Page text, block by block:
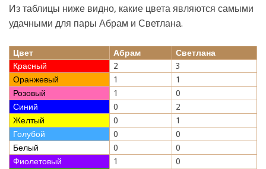
Из таблицы ниже видно, какие цвета являются самыми
удачными для пары Абрам и Светлана.
Цвет Абрам
Светлана
Красный
2
3
Оранжевый
1
1
Розовый
1
0
Синий
0
2
Желтый
0
1
Голубой
0
0
Белый
0
0
Фиолетовый
1
0